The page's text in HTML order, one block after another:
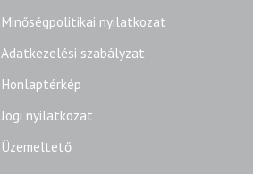
Minőségpolitikai nyilatkozat
Adatkezelési szabályzat
Honlaptérkép
Jogi nyilatkozat
Üzemeltető